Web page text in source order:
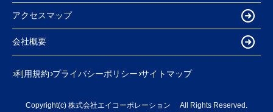
アクセスマップ
会社概要
利用規約 プライバシーポリシー サイトマップ
Copyright(c) 株式会社エイコーポレーション All Rights Reserved.